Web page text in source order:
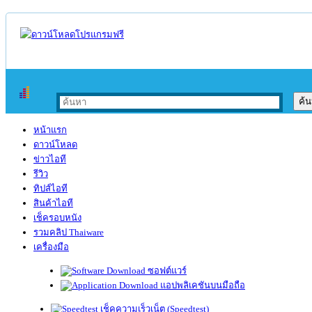
หน้าแรก
ดาวน์โหลด
ข่าวไอที
รีวิว
ทิปส์ไอที
สินค้าไอที
เช็ครอบหนัง
รวมคลิป Thaiware
เครื่องมือ
ซอฟต์แวร์
แอปพลิเคชันบนมือถือ
เช็คความเร็วเน็ต (Speedtest)